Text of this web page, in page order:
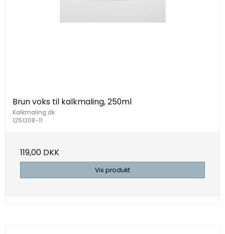
Brun voks til kalkmaling, 250ml
Kalkmaling.dk
1251208-11
119,00 DKK
Vis produkt